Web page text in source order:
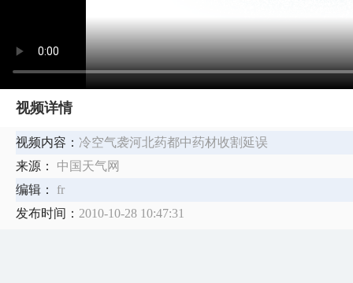
视频详情
视频内容： 冷空气袭河北药都中药材收割延误
来源：
中国天气网
编辑：
fr
发布时间： 2010-10-28 10:47:31